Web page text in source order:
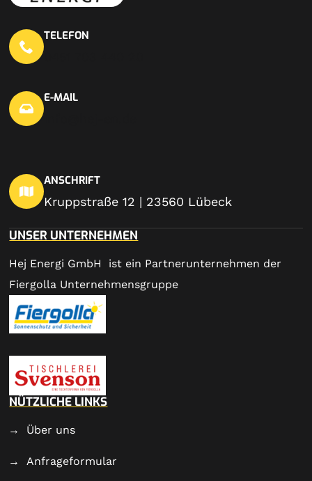
TELEFON
E-MAIL
ANSCHRIFT
Kruppstraße 12 | 23560 Lübeck
UNSER UNTERNEHMEN
Hej Energi GmbH ist ein Partnerunternehmen der
Fiergolla Unternehmensgruppe
NÜTZLICHE LINKS
Über uns
Anfrageformular